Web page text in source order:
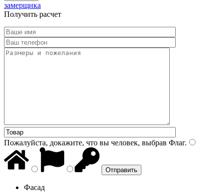
замерщика
Получить расчет
Пожалуйста, докажите, что вы человек, выбрав Флаг.
Фасад